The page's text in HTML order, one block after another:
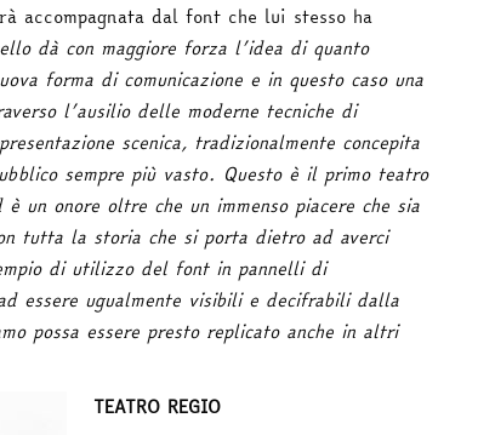
accompagnata dal font che lui stesso ha
dà con maggiore forza l’idea di quanto
forma di comunicazione e in questo caso una
l’ausilio delle moderne tecniche di
scenica, tradizionalmente concepita
sempre più vasto. Questo è il primo teatro
un onore oltre che un immenso piacere che sia
tutta la storia che si porta dietro ad averci
di utilizzo del font in pannelli di
essere ugualmente visibili e decifrabili dalla
possa essere presto replicato anche in altri
TEATRO REGIO